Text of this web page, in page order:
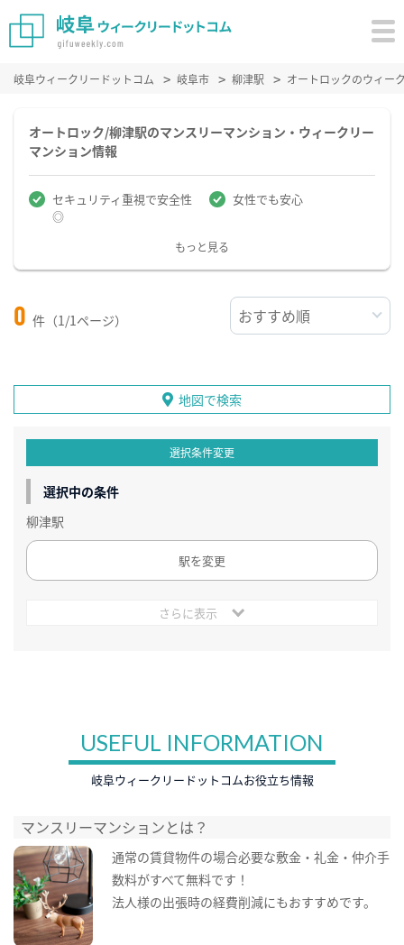
岐阜ウィークリードットコム 岐阜市 柳津駅 オートロックのウィー
オートロック/柳津駅のマンスリーマンション・ウィークリー
マンション情報
セキュリティ重視で安全性
◎
女性でも安心
もっと見る
0 件（1/1ページ）
地図で検索
選択条件変更
選択中の条件
柳津駅
駅を変更
さらに表示
USEFUL INFORMATION
岐阜ウィークリードットコムお役立ち情報
マンスリーマンションとは？
通常の賃貸物件の場合必要な敷金・礼金・仲介手
数料がすべて無料です！
法人様の出張時の経費削減にもおすすめです。